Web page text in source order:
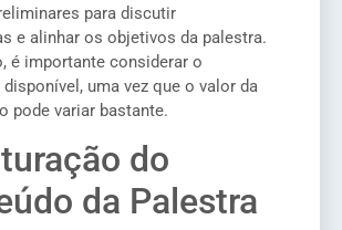
para discutir
e alinhar os objetivos da palestra.
é importante considerar o
uma vez que o valor da
pode variar bastante.
do
da Palestra